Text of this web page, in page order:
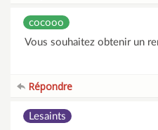
cocooo
Vous souhaitez obtenir un
Répondre
Lesaints